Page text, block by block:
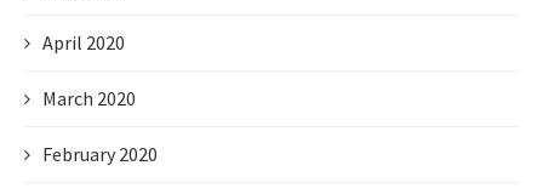
April 2020
March 2020
February 2020